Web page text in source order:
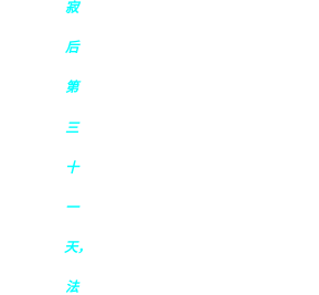
寂
后
第
三
十
一
天，
法